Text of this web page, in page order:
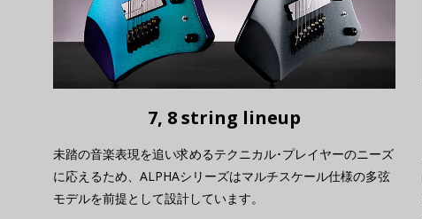
7, 8 string lineup
未踏の音楽表現を追い求めるテクニカル･プレイヤーのニーズ
に応えるため、ALPHAシリーズはマルチスケール仕様の多弦
モデルを前提として設計しています。